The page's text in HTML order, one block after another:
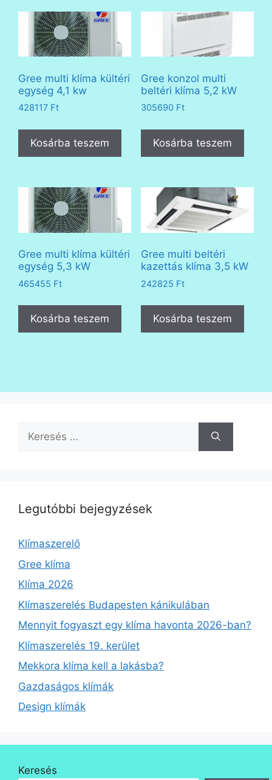
Gree multi klíma kültéri
egység 4,1 kw
428117 Ft
Kosárba teszem
Gree konzol multi
beltéri klíma 5,2 kW
305690 Ft
Kosárba teszem
Gree multi klíma kültéri
egység 5,3 kW
465455 Ft
Kosárba teszem
Gree multi beltéri
kazettás klíma 3,5 kW
242825 Ft
Kosárba teszem
Keresés:
Legutóbbi bejegyzések
Klímaszerelő
Gree klíma
Klíma 2026
Klímaszerelés Budapesten kánikulában
Mennyit fogyaszt egy klíma havonta 2026-ban?
Klímaszerelés 19. kerület
Mekkora klíma kell a lakásba?
Gazdaságos klímák
Design klímák
Keresés